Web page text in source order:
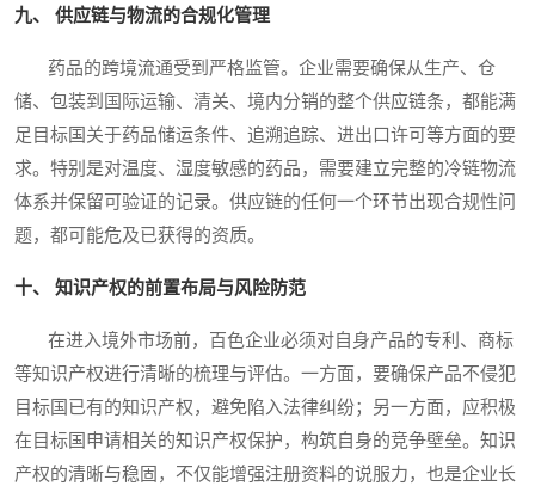
九、 供应链与物流的合规化管理
药品的跨境流通受到严格监管。企业需要确保从生产、仓
储、包装到国际运输、清关、境内分销的整个供应链条，都能满
足目标国关于药品储运条件、追溯追踪、进出口许可等方面的要
求。特别是对温度、湿度敏感的药品，需要建立完整的冷链物流
体系并保留可验证的记录。供应链的任何一个环节出现合规性问
题，都可能危及已获得的资质。
十、 知识产权的前置布局与风险防范
在进入境外市场前，百色企业必须对自身产品的专利、商标
等知识产权进行清晰的梳理与评估。一方面，要确保产品不侵犯
目标国已有的知识产权，避免陷入法律纠纷；另一方面，应积极
在目标国申请相关的知识产权保护，构筑自身的竞争壁垒。知识
产权的清晰与稳固，不仅能增强注册资料的说服力，也是企业长